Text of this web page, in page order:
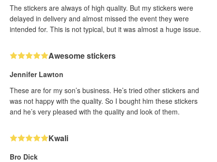
The stickers are always of high quality. But my stickers were
delayed in delivery and almost missed the event they were
intended for. This is not typical, but it was almost a huge issue.
Awesome stickers
Jennifer Lawton
These are for my son’s business. He’s tried other stickers and
was not happy with the quality. So I bought him these stickers
and he’s very pleased with the quality and look of them.
Kwali
Bro Dick